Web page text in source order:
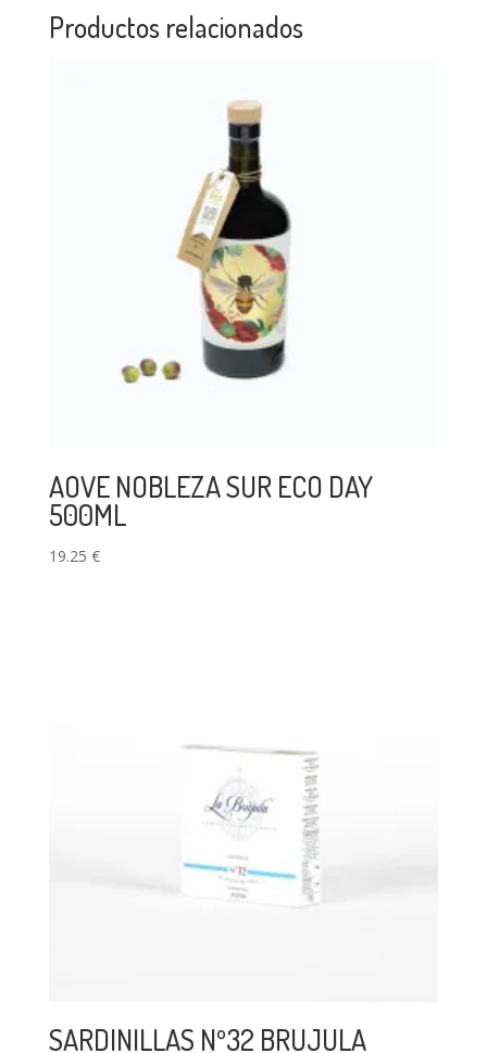
Productos relacionados
AOVE NOBLEZA SUR ECO DAY
500ML
19.25 €
SARDINILLAS Nº32 BRUJULA